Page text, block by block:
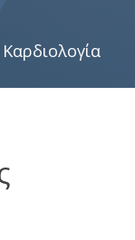
Καρδιολογία